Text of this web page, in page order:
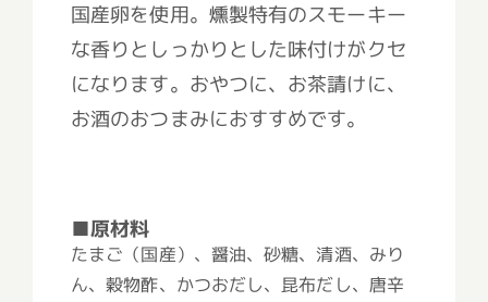
国産卵を使用。燻製特有のスモーキー
な香りとしっかりとした味付けがクセ
になります。おやつに、お茶請けに、
お酒のおつまみにおすすめです。
■原材料
たまご（国産）、醤油、砂糖、清酒、みり
ん、穀物酢、かつおだし、昆布だし、唐辛